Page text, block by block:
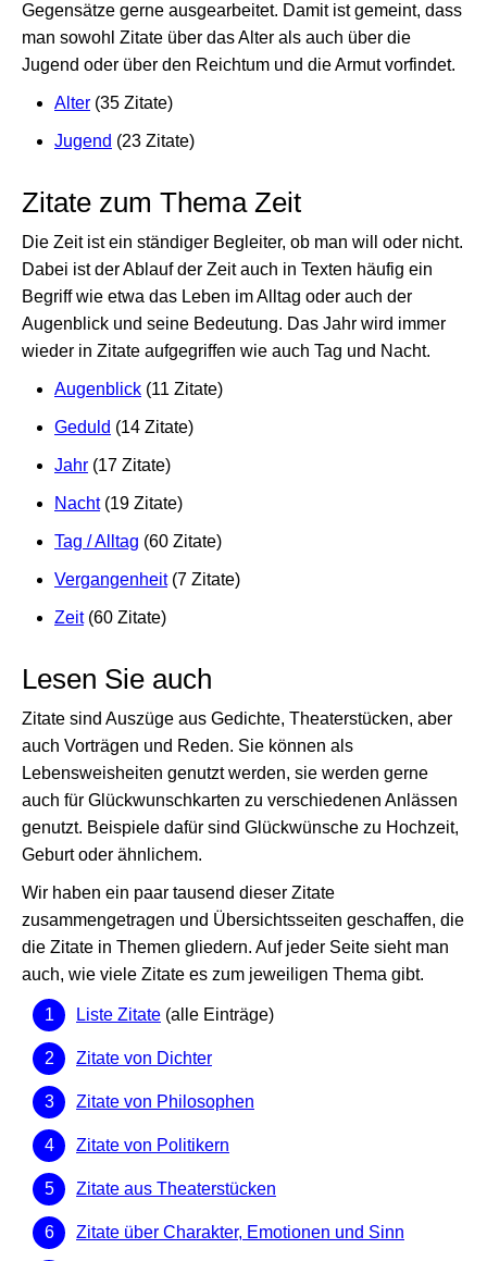
Gegensätze gerne ausgearbeitet. Damit ist gemeint, dass
man sowohl Zitate über das Alter als auch über die
Jugend oder über den Reichtum und die Armut vorfindet.
Alter (35 Zitate)
Jugend (23 Zitate)
Zitate zum Thema Zeit
Die Zeit ist ein ständiger Begleiter, ob man will oder nicht.
Dabei ist der Ablauf der Zeit auch in Texten häufig ein
Begriff wie etwa das Leben im Alltag oder auch der
Augenblick und seine Bedeutung. Das Jahr wird immer
wieder in Zitate aufgegriffen wie auch Tag und Nacht.
Augenblick (11 Zitate)
Geduld (14 Zitate)
Jahr (17 Zitate)
Nacht(19 Zitate)
Tag / Alltag (60 Zitate)
Vergangenheit(7 Zitate)
Zeit(60 Zitate)
Lesen Sie auch
Zitate sind Auszüge aus Gedichte, Theaterstücken, aber
auch Vorträgen und Reden. Sie können als
Lebensweisheiten genutzt werden, sie werden gerne
auch für Glückwunschkarten zu verschiedenen Anlässen
genutzt. Beispiele dafür sind Glückwünsche zu Hochzeit,
Geburt oder ähnlichem.
Wir haben ein paar tausend dieser Zitate
zusammengetragen und Übersichtsseiten geschaffen, die
die Zitate in Themen gliedern. Auf jeder Seite sieht man
auch, wie viele Zitate es zum jeweiligen Thema gibt.
Liste Zitate (alle Einträge)
Zitate von Dichter
Zitate von Philosophen
Zitate von Politikern
Zitate aus Theaterstücken
Zitate über Charakter, Emotionen und Sinn